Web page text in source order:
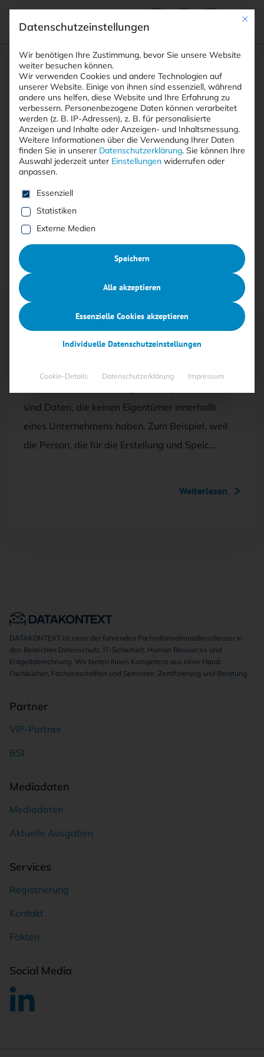
Suchfeld
Suchen
Breadcrumb-Navigation
STARTSEITE AUTOREN SASCHA HEMPE
Alle Beiträge von Sascha
Hempe
sind Daten, die keinen Eigentümer innerhalb
eines Unternehmens haben. Zum Beispiel, weil
die Person, die für die Erstellung und Speic…
Weiterlesen
DATAKONTEXT ist einer der führenden Fachinformationsdienstleister in
den Bereichen Datenschutz, IT-Sicherheit, Human Resources und
Entgeltabrechnung. Wir bieten Ihnen Kompetenz aus einer Hand:
Fachbücher, Fachzeitschriften und Seminare, Zertifizierung und Beratung.
Partner
VIP-Partner
BSI
Mediadaten
Mediadaten
Aktuelle Ausgaben
Services
Registrierung
Kontakt
Fakten
Social Media
Mit
Datenschutzeinstellungen
Wir benötigen Ihre Zustimmung, bevor Sie unsere Website
weiter besuchen können.
Wir verwenden Cookies und andere Technologien auf
unserer Website. Einige von ihnen sind essenziell, während
andere uns helfen, diese Website und Ihre Erfahrung zu
verbessern. Personenbezogene Daten können verarbeitet
werden (z. B. IP-Adressen), z. B. für personalisierte
Anzeigen und Inhalte oder Anzeigen- und Inhaltsmessung.
Weitere Informationen über die Verwendung Ihrer Daten
finden Sie in unserer Datenschutzerklärung. Sie können Ihre
Auswahl jederzeit unter Einstellungen widerrufen oder
anpassen.
Es folgt eine Liste der Service-Gruppen, für die eine
Essenziell
Statistiken
Externe Medien
Speichern
Alle akzeptieren
Essenzielle Cookies akzeptieren
Individuelle Datenschutzeinstellungen
Cookie-Details Datenschutzerklärung Impressum